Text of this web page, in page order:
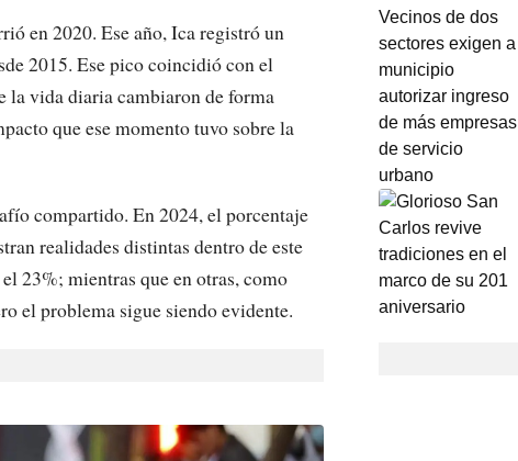
en 2020. Ese año, Ica registró un
2015. Ese pico coincidió con el
la vida diaria cambiaron de forma
que ese momento tuvo sobre la
compartido. En 2024, el porcentaje
realidades distintas dentro de este
23%; mientras que en otras, como
el problema sigue siendo evidente.